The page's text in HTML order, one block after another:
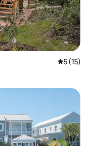
Prosječna
5 (15)